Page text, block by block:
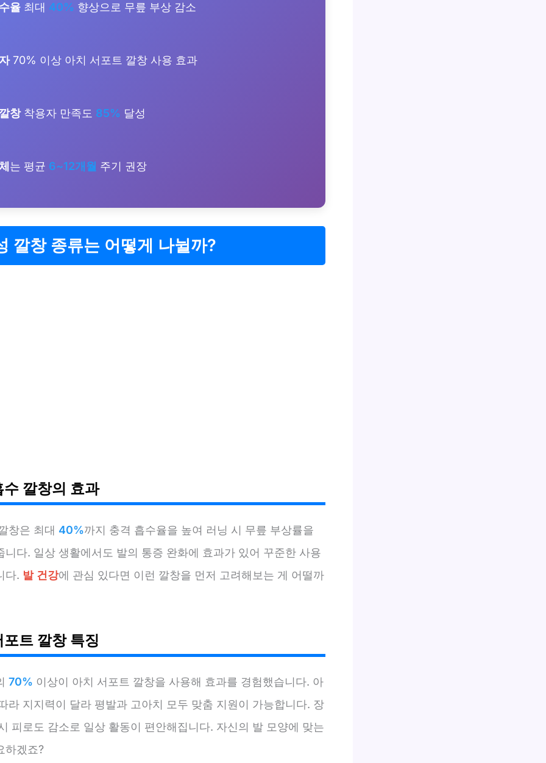
율 최대 40% 향상으로 무릎 부상 감소
70% 이상 아치 서포트 깔창 사용 효과
창착용자 만족도 85% 달성
는 평균 6~12개월 주기 권장
깔창 종류는 어떻게 나뉠까?
수 깔창의 효과
창은 최대 40%까지 충격 흡수율을 높여 러닝 시 무릎 부상률을
니다. 일상 생활에서도 발의 통증 완화에 효과가 있어 꾸준한 사용
다. 발 건강에 관심 있다면 이런 깔창을 먼저 고려해보는 게 어떨까
트 깔창 특징
70% 이상이 아치 서포트 깔창을 사용해 효과를 경험했습니다. 아
라 지지력이 달라 평발과 고아치 모두 맞춤 지원이 가능합니다. 장
피로도 감소로 일상 활동이 편안해집니다. 자신의 발 모양에 맞는
하겠죠?